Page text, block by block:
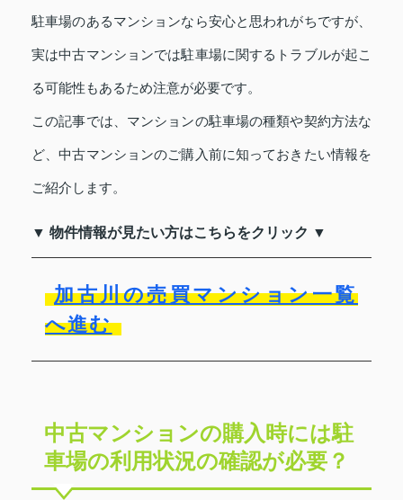
駐車場のあるマンションなら安心と思われがちですが、
実は中古マンションでは駐車場に関するトラブルが起こ
る可能性もあるため注意が必要です。
この記事では、マンションの駐車場の種類や契約方法な
ど、中古マンションのご購入前に知っておきたい情報を
ご紹介します。
▼ 物件情報が見たい方はこちらをクリック ▼
加古川の売買マンション一覧
へ進む
中古マンションの購入時には駐
車場の利用状況の確認が必要？